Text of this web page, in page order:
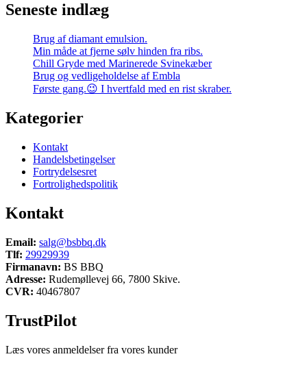
Seneste indlæg
Brug af diamant emulsion.
Min måde at fjerne sølv hinden fra ribs.
Chill Gryde med Marinerede Svinekæber
Brug og vedligeholdelse af Embla
Første gang.😉 I hvertfald med en rist skraber.
Kategorier
Kontakt
Handelsbetingelser
Fortrydelsesret
Fortrolighedspolitik
Kontakt
Email: salg@bsbbq.dk
Tlf: 29929939
Firmanavn: BS BBQ
Adresse: Rudemøllevej 66, 7800 Skive.
CVR: 40467807
TrustPilot
Læs vores anmeldelser fra vores kunder